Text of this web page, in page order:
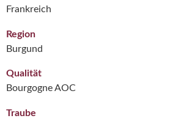
Frankreich
Region
Burgund
Qualität
Bourgogne AOC
Traube